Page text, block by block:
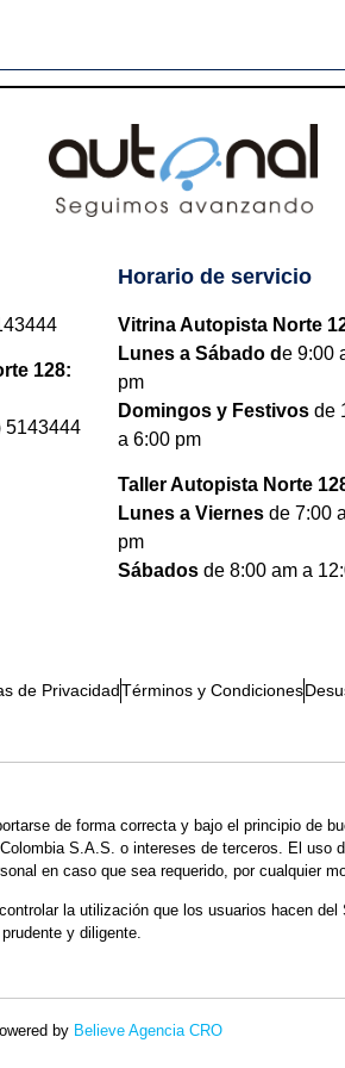
128:
5143444
Horario de servicio
Vitrina Autopista Norte
Lunes a Sábado de 9:00
pm
Domingos y Festivosde
a 6:00 pm
Taller Autopista Norte
Lunes a Viernesde 7:00
pm
Sábadosde 8:00 am a
de PrivacidadTérminos y Condiciones
de forma correcta y bajo el principio de
S.A.S. o intereses de terceros. El uso
en caso que sea requerido, por cualquier
la utilización que los usuarios hacen
y diligente.
by Believe Agencia CRO